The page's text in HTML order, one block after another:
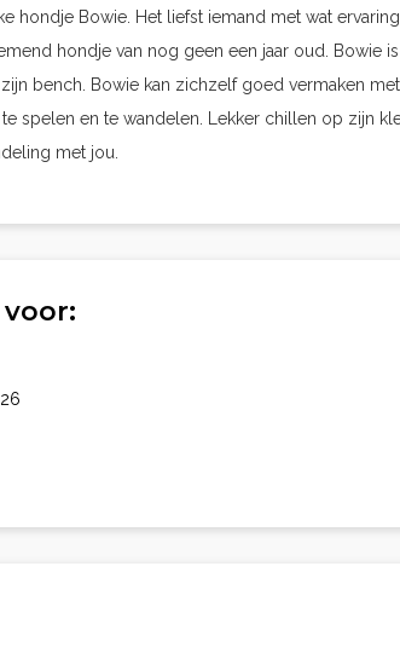
hondje Bowie. Het liefst iemand met wat
hondje van nog geen een jaar oud. Bowie
bench. Bowie kan zichzelf goed vermaken
spelen en te wandelen. Lekker chillen op zijn
met jou.